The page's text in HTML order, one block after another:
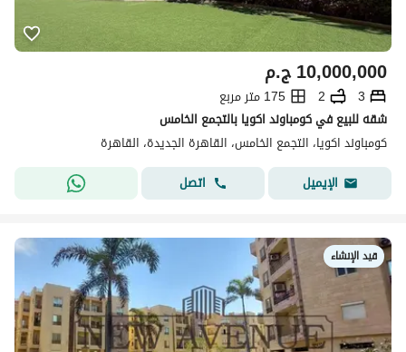
ج.م10,000,000
3
2
175 متر مربع
شقه للبيع في كومباوند اكويا بالتجمع الخامس
كومباوند اكويا، التجمع الخامس، القاهرة الجديدة، القاهرة
الإيميل
اتصل
قيد الإنشاء